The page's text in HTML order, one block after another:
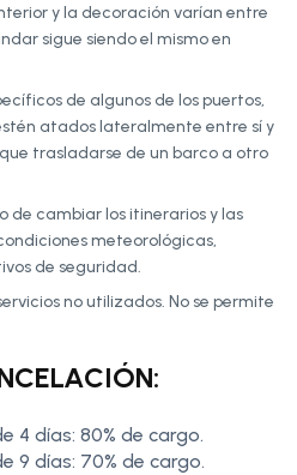
y la decoración varían entre
sigue siendo el mismo en
de algunos de los puertos,
atados lateralmente entre sí y
trasladarse de un barco a otro
de cambiar los itinerarios y las
meteorológicas,
de seguridad.
no utilizados. No se permite
4 días: 80% de cargo.
9 días: 70% de cargo.